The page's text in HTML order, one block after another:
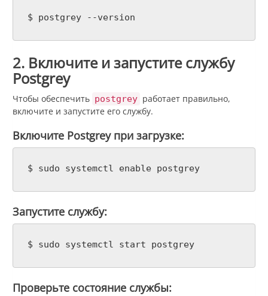
$ postgrey --version
2. Включите и запустите службу
Postgrey
Чтобы обеспечить postgrey работает правильно,
включите и запустите его службу.
Включите Postgrey при загрузке:
$ sudo systemctl enable postgrey
Запустите службу:
$ sudo systemctl start postgrey
Проверьте состояние службы: